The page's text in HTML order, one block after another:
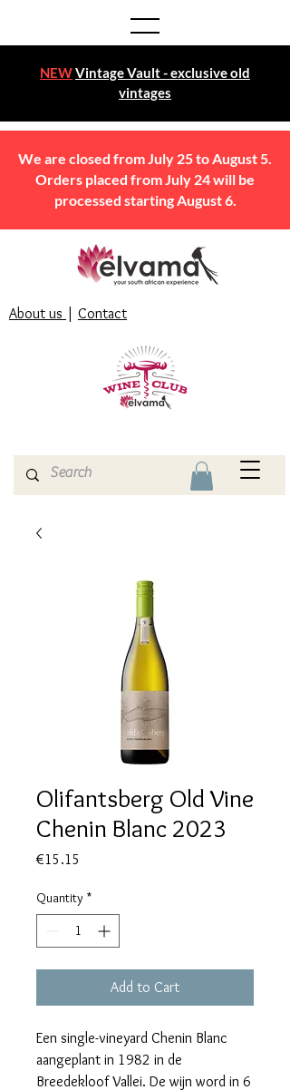
NEWVintage Vault - exclusive old
vintages
About us | Contact
We are closed from July 25 to August 5.
Orders placed from July 24 will be
processed starting August 6.
Olifantsberg Old Vine
Chenin Blanc 2023
€15.15
Quantity *
Add to Cart
Een single-vineyard Chenin Blanc
aangeplant in 1982 in de
Breedekloof Vallei. De wijn word in 6